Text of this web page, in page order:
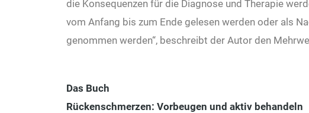
die Konsequenzen für die Diagnose und Therapie
vom Anfang bis zum Ende gelesen werden oder als
genommen werden“, beschreibt der Autor den
Das Buch
Rückenschmerzen: Vorbeugen und aktiv behandeln